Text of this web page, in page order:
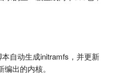
自动生成initramfs，并更新
出的内核。